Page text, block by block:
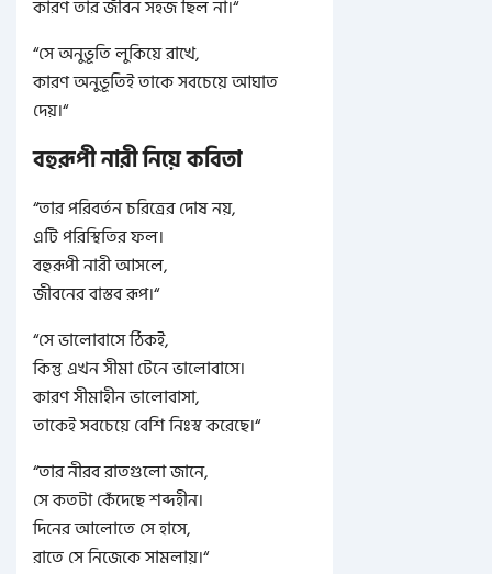
কারণ তার জীবন সহজ ছিল না।“
“সে অনুভূতি লুকিয়ে রাখে,
কারণ অনুভূতিই তাকে সবচেয়ে আঘাত
দেয়।“
বহুরূপী নারী নিয়ে কবিতা
“তার পরিবর্তন চরিত্রের দোষ নয়,
এটি পরিস্থিতির ফল।
বহুরূপী নারী আসলে,
জীবনের বাস্তব রূপ।“
“সে ভালোবাসে ঠিকই,
কিন্তু এখন সীমা টেনে ভালোবাসে।
কারণ সীমাহীন ভালোবাসা,
তাকেই সবচেয়ে বেশি নিঃস্ব করেছে।“
“তার নীরব রাতগুলো জানে,
সে কতটা কেঁদেছে শব্দহীন।
দিনের আলোতে সে হাসে,
রাতে সে নিজেকে সামলায়।“